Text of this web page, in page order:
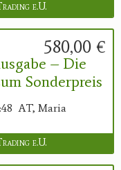
e.U.
580,00 €
– Die
Sonderpreis
AT, Maria
e.U.